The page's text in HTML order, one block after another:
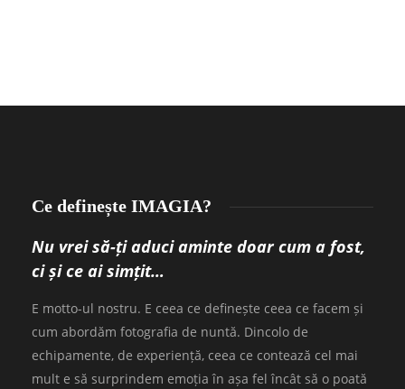
Ce definește IMAGIA?
Nu vrei să-ți aduci aminte doar cum a fost,
ci și ce ai simțit…
E motto-ul nostru. E ceea ce definește ceea ce facem și
cum abordăm fotografia de nuntă. Dincolo de
echipamente, de experiență, ceea ce contează cel mai
mult e să surprindem emoția în așa fel încât să o poată